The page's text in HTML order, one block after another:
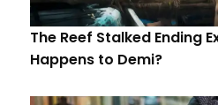
The Reef Stalked Ending
Happens to Demi?